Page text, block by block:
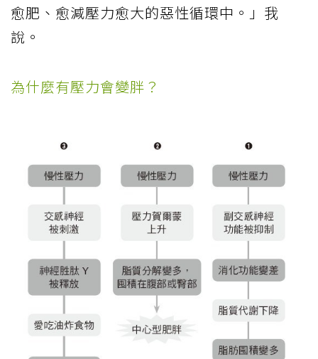
愈肥、愈減壓力愈大的惡性循環中。」我
說。
為什麼有壓力會變胖？